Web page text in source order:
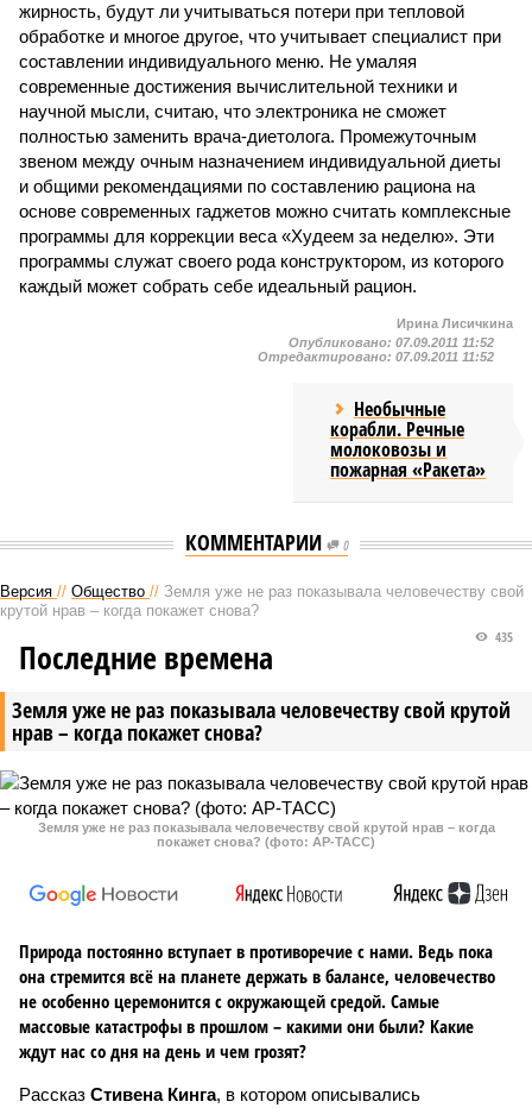
жирность, будут ли учитываться потери при тепловой
обработке и многое другое, что учитывает специалист при
составлении индивидуального меню. Не умаляя
современные достижения вычислительной техники и
научной мысли, считаю, что электроника не сможет
полностью заменить врача-диетолога. Промежуточным
звеном между очным назначением индивидуальной диеты
и общими рекомендациями по составлению рациона на
основе современных гаджетов можно считать комплексные
программы для коррекции веса «Худеем за неделю». Эти
программы служат своего рода конструктором, из которого
каждый может собрать себе идеальный рацион.
Ирина Лисичкина
Опубликовано: 07.09.2011 11:52
Отредактировано: 07.09.2011 11:52
Необычные
корабли. Речные
молоковозы и
пожарная «Ракета»
КОММЕНТАРИИ 0
Версия // Общество // Земля уже не раз показывала человечеству свой
крутой нрав – когда покажет снова?
Земля уже не раз показывала человечеству свой крутой
нрав – когда покажет снова?
435
Последние времена
Земля уже не раз показывала человечеству свой крутой нрав – когда
покажет снова? (фото: АР-ТАСС)
Природа постоянно вступает в противоречие с нами. Ведь пока
она стремится всё на планете держать в балансе, человечество
не особенно церемонится с окружающей средой. Самые
массовые катастрофы в прошлом – какими они были? Какие
ждут нас со дня на день и чем грозят?
Рассказ Стивена Кинга, в котором описывались